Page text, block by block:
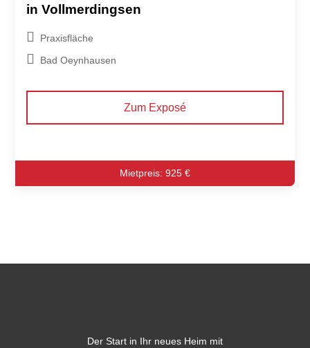
in Vollmerdingsen
Praxisfläche
Bad Oeynhausen
Zum Exposé
Mietpreis: 925 €
Der Start in Ihr neues Heim mit